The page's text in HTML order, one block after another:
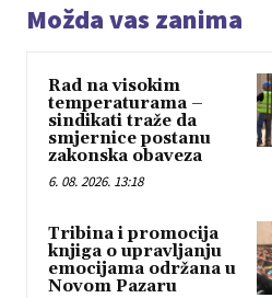
Možda vas zanima
Rad na visokim
temperaturama –
sindikati traže da
smjernice postanu
zakonska obaveza
6. 08. 2026. 13:18
Tribina i promocija
knjiga o upravljanju
emocijama održana u
Novom Pazaru